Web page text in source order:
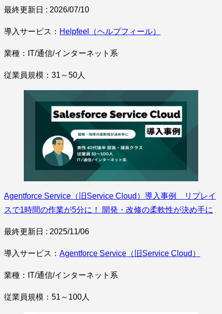
最終更新日 : 2026/07/10
導入サービス： Helpfeel（ヘルプフィール）
業種：IT/通信/インターネット系
従業員規模：31～50人
Agentforce Service（旧Service Cloud）導入事例 リプレイ
スで1時間の作業が5分に！ 開発・改修の柔軟性が決め手に
最終更新日 : 2025/11/06
導入サービス： Agentforce Service（旧Service Cloud）
業種：IT/通信/インターネット系
従業員規模：51～100人